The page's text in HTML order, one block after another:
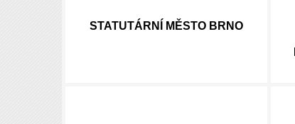
STATUTÁRNÍ MĚSTO BRNO